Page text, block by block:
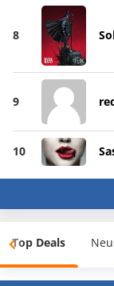
8
9
10
Top Deals